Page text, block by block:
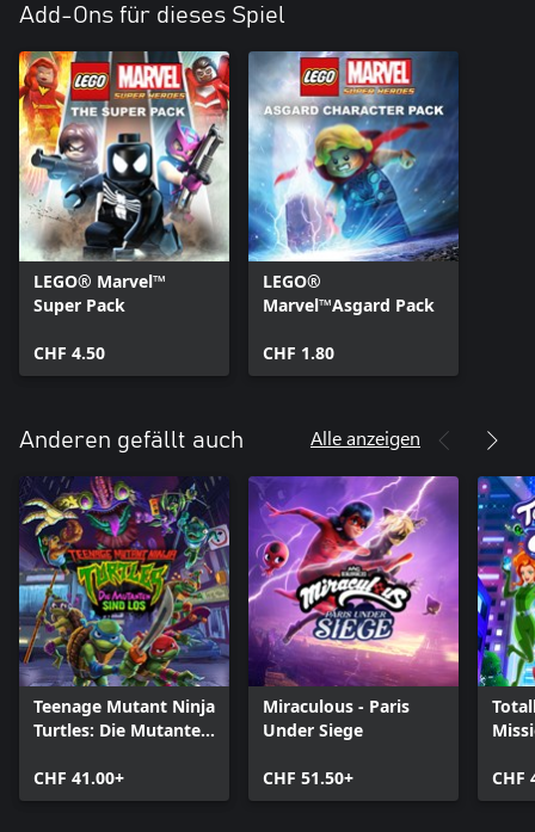
Add-Ons für dieses Spiel
LEGO® Marvel™
Super Pack
CHF 4.50
LEGO®
Marvel™Asgard Pack
CHF 1.80
Anderen gefällt auch Alle anzeigen
Teenage Mutant Ninja
Turtles: Die Mutanten
CHF 41.00+
Miraculous - Paris
Under Siege
CHF 51.50+ CHF